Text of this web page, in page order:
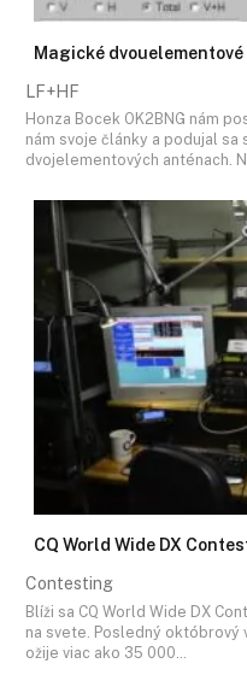
Magické
LF+HF
Honza Bocek OK2BNG nám
nám svoje články a podujal sa
dvojelementových anténach.
CQ World Wide DX
Contesting
Blíži sa CQ World Wide DX
na svete. Posledný októbrový
ožije viac ako 35 000…